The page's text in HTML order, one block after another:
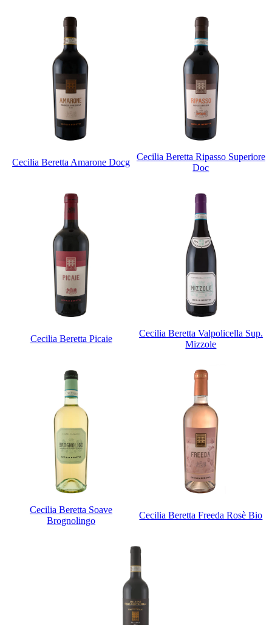
Cecilia Beretta Amarone Docg
Cecilia Beretta Ripasso Superiore
Doc
Cecilia Beretta Picaie
Cecilia Beretta Valpolicella Sup.
Mizzole
Cecilia Beretta Soave
Brognolingo
Cecilia Beretta Freeda Rosè Bio